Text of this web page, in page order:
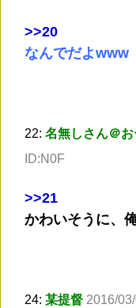
>>20
なんでだよwww
22: 名無しさん＠
ID:N0F
>>21
かわいそうに、
24: 某提督 2016/